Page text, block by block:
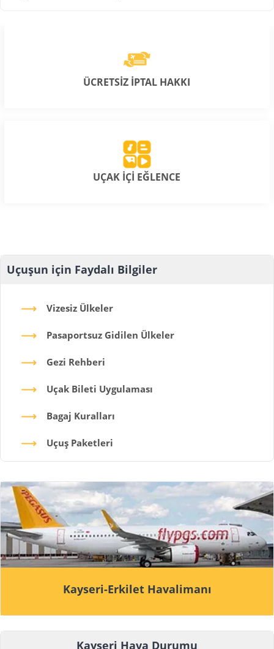
ÜCRETSİZ İPTAL HAKKI
UÇAK İÇİ EĞLENCE
Uçuşun için Faydalı Bilgiler
Vizesiz Ülkeler
Pasaportsuz Gidilen Ülkeler
Gezi Rehberi
Uçak Bileti Uygulaması
Bagaj Kuralları
Uçuş Paketleri
Kayseri-Erkilet Havalimanı
Kayseri Hava Durumu